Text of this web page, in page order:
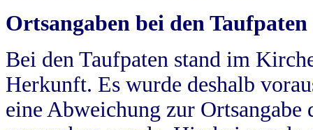
Ortsangaben bei den Taufpaten
Bei den Taufpaten stand im
Herkunft. Es wurde deshalb
eine Abweichung zur